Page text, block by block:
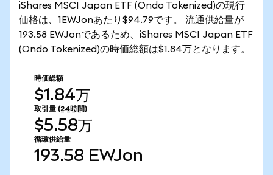
iShares MSCI Japan ETF (Ondo Tokenized)の現行
価格は、1EWJonあたり$94.79です。 流通供給量が
193.58 EWJonであるため、iShares MSCI Japan ETF
(Ondo Tokenized)の時価総額は$1.84万となります。
時価総額
$1.84万
取引量 (24時間)
$5.58万
循環供給量
193.58 EWJon